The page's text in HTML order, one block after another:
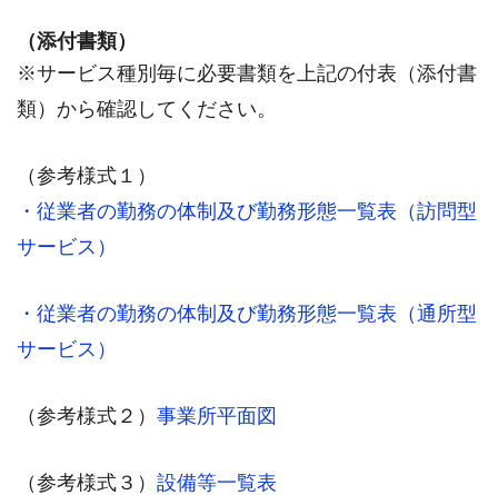
（添付書類）
※サービス種別毎に必要書類を上記の付表（添付書
類）から確認してください。
（参考様式１）
・ 従業者の勤務の体制及び勤務形態一覧表（訪問型
サービス）
・ 従業者の勤務の体制及び勤務形態一覧表（通所型
サービス）
（参考様式２） 事業所平面図
（参考様式３） 設備等一覧表